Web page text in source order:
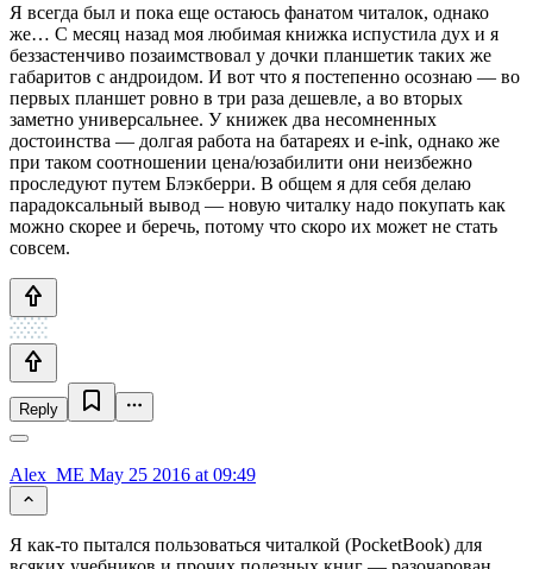
Я всегда был и пока еще остаюсь фанатом читалок, однако
же… С месяц назад моя любимая книжка испустила дух и я
беззастенчиво позаимствовал у дочки планшетик таких же
габаритов с андроидом. И вот что я постепенно осознаю — во
первых планшет ровно в три раза дешевле, а во вторых
заметно универсальнее. У книжек два несомненных
достоинства — долгая работа на батареях и e-ink, однако же
при таком соотношении цена/юзабилити они неизбежно
проследуют путем Блэкберри. В общем я для себя делаю
парадоксальный вывод — новую читалку надо покупать как
можно скорее и беречь, потому что скоро их может не стать
совсем.
Reply
Alex_ME May 25 2016 at 09:49
Я как-то пытался пользоваться читалкой (PocketBook) для